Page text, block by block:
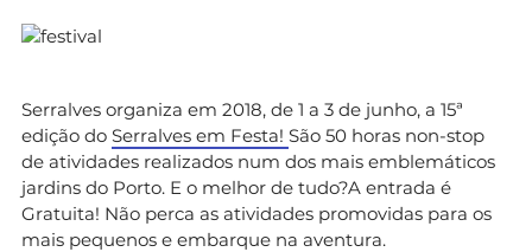
Serralves organiza em 2018, de 1 a 3 de junho, a 15ª
edição do Serralves em Festa! São 50 horas non-stop
de atividades realizados num dos mais emblemáticos
jardins do Porto. E o melhor de tudo?A entrada é
Gratuita! Não perca as atividades promovidas para os
mais pequenos e embarque na aventura.